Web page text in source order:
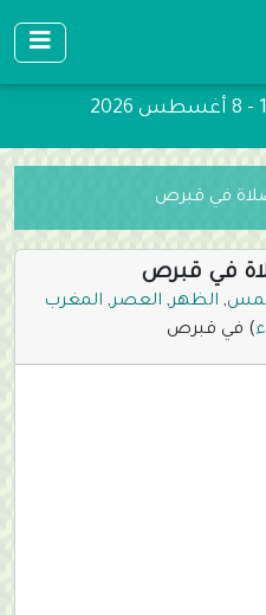
في قبرص
في قبرص
, الظهر, العصر, المغرب
) في قبرص